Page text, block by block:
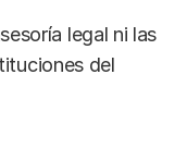
legal ni las
del